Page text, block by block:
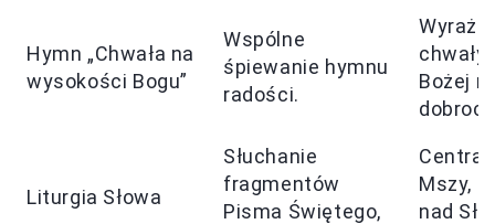
Hymn „Chwała na
wysokości Bogu”
Wspólne
śpiewanie hymnu
radości.
chwały
Bożej
dobroci.
Liturgia Słowa
Słuchanie
fragmentów
Pisma Świętego,
Mszy,
nad